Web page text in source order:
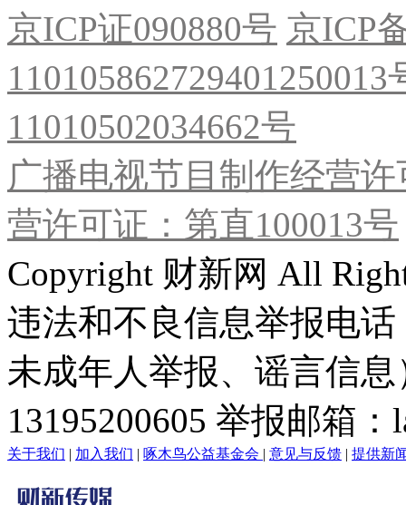
京ICP证090880号 京ICP
11010502034662号
广播电视节目制作经营
营许可证：第直100013号
Copyright 财新网 All
违法和不良信息举报电
未成年人举报、谣言信
13195200605 举报邮箱
关于我们 | 加入我们 | 啄木鸟公益基金会 | 意见与反馈 | 提供新